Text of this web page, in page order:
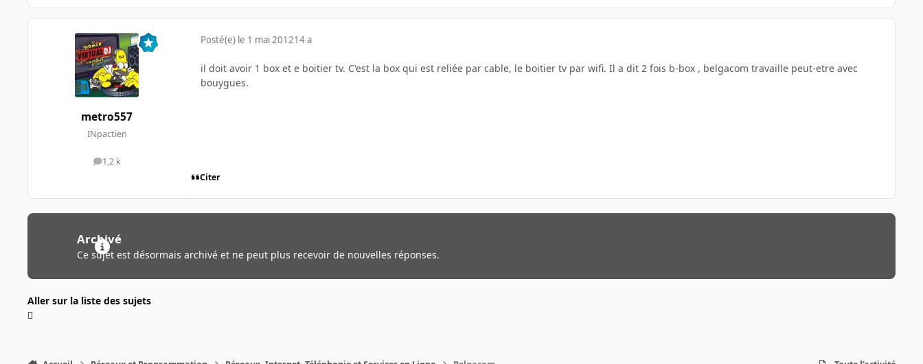
metro557
INpactien
1,2 k
messages
Posté(e) le 1 mai 201214 a
il doit avoir 1 box et e boitier tv. C'est la box qui est reliée par cable, le boitier tv par wifi. Il a dit 2 fois b-box , belgacom travaille peut-etre avec
bouygues.
Citer
Archivé
Ce sujet est désormais archivé et ne peut plus recevoir de nouvelles réponses.
Aller sur la liste des sujets